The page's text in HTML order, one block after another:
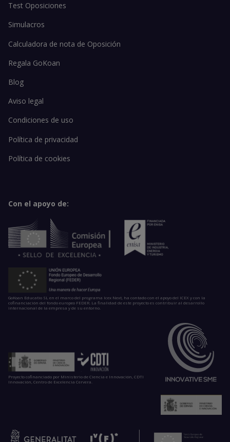
Test Oposiciones
Simulacros
Calculadora de nota de Oposición
Regala GoKoan
Blog
Aviso legal
Condiciones de uso
Política de privacidad
Política de cookies
Con el apoyo de:
GoKoan Educatio SL en el marco del programa Icex Next, ha contado con el apoyo del ICEX y con la
cofinanciación del fondo europeo FEDER. La finalidad de este proyecto es contribuir al desarrollo
internacional de la empresa y de su entorno.
Proyecto cofinanciado por Ministerio de Ciencia e Innovación, CDTI
Innovación, Centro de Excelencia Cervera.